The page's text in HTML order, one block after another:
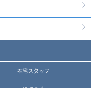
在宅スタッフ